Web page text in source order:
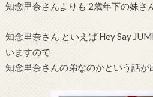
知念里奈さんよりも 2歳年下の妹さ
知念里奈さん といえば Hey Say
いますので
知念里奈さんの弟なのかという話が